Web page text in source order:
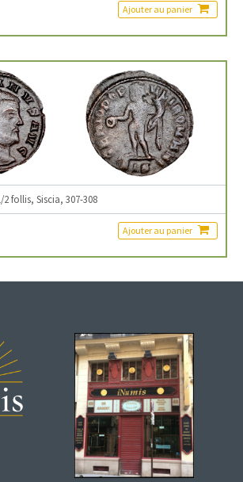
Ajouter au panier
follis, Siscia, 307-308
Ajouter au panier